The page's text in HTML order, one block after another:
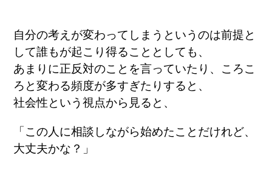
自分の考えが変わってしまうというのは前提と
して誰もが起こり得ることとしても、
あまりに正反対のことを言っていたり、ころこ
ろと変わる頻度が多すぎたりすると、
社会性という視点から見ると、
「この人に相談しながら始めたことだけれど、
大丈夫かな？」